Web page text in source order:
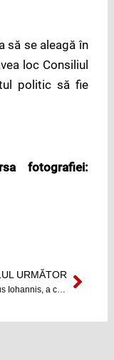
să se aleagă în
loc Consiliul
politic să fie
fotografiei:
URMĂTORNext